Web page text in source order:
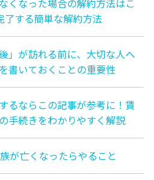
くなった場合の解約方法はこ
了する簡単な解約方法
」が訪れる前に、大切な人へ
書いておくことの重要性
るならこの記事が参考に！賃
手続きをわかりやすく解説
が亡くなったらやること